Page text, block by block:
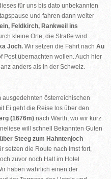
für uns bis dato unbekannten
und fahren dann weiter
Feldkirch, Rankweil ins
kleine Orte, die Straße wird
Joch. Wir setzen die Fahrt nach Au
Post übernachten wollen. Auch hier
anders als in der Schweiz.
ausgedehnten österreichischen
Ei geht die Reise los über den
(1676m) nach Warth, wo wir kurz
will schnell Bekannten Guten
über Steeg zum Hahntenjoch
setzen die Route nach Imst fort,
zuvor noch Halt im Hotel
haben wahrlich einen der